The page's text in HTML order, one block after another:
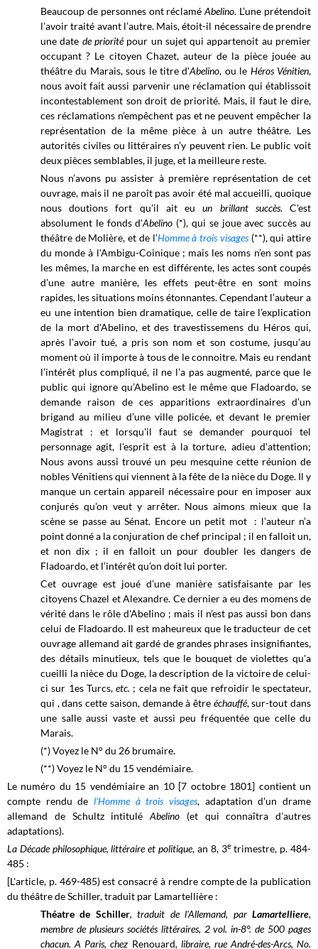
Beaucoup de personnes ont réclaméAbelino. L’une prétendoit
l’avoir traité avant l’autre. Mais, étoit-il nécessaire de prendre
une date de prioritépour un sujet qui appartenoit au premier
occupant ? Le citoyen Chazet, auteur de la pièce jouée au
théâtre du Marais, sous le titre d'Abelino, ou le Héros Vénitien,
nous avoit fait aussi parvenir une réclamation qui établissoit
incontestablement son droit de priorité. Mais, il faut le dire,
ces réclamations n’empêchent pas et ne peuvent empêcher la
représentation de la même pièce à un autre théâtre. Les
autorités civiles ou littéraires n’y peuvent rien. Le public voit
deux pièces semblables, il juge, et la meilleure reste.
Nous n’avons pu assister à première représentation de cet
ouvrage, mais il ne paroît pas avoir été mal accueilli, quoique
nous doutions fort qu’il ait euun brillant succès. C'est
absolument le fonds d'Abelino (*), qui se joue avec succès au
théâtre de Molière, et de l’Homme à trois visages(**), qui attire
du monde à l'Ambigu-Coinique ; mais les noms n’en sont pas
les mêmes, la marche en est différente, les actes sont coupés
d’une autre manière, les effets peut-être en sont moins
rapides, les situations moins étonnantes. Cependant l’auteur a
eu une intention bien dramatique, celle de taire l’explication
de la mort d'Abelino, et des travestissemens du Héros qui,
après l’avoir tué, a pris son nom et son costume, jusqu’au
moment où il importe à tous de le connoitre. Mais eu rendant
l’intérêt plus compliqué, il ne l’a pas augmenté, parce que le
public qui ignore qu’Abelino est le même que Fladoardo, se
demande raison de ces apparitions extraordinaires d’un
brigand au milieu d’une ville policée, et devant le premier
Magistrat : et lorsqu'il faut se demander pourquoi tel
personnage agit, l'esprit est à la torture, adieu d'attention;
Nous avons aussi trouvé un peu mesquine cette réunion de
nobles Vénitiens qui viennent à la fête de la nièce du Doge. Il y
manque un certain appareil nécessaire pour en imposer aux
conjurés qu'on veut y arrêter. Nous aimons mieux que la
scène se passe au Sénat. Encore un petit mot : l’auteur n’a
point donné a la conjuration de chef principal ; il en falloit un,
et non dix ; il en falloit un pour doubler les dangers de
Fladoardo, et l’intérêt qu’on doit lui porter.
Cet ouvrage est joué d’une manière satisfaisante par les
citoyens Chazel et Alexandre. Cedernier a eu des momens de
vérité dans le rôle d'AbeIino ; mais il n’est pas aussi bon dans
celui de Fladoardo. Il est maheureux que le traducteur de cet
ouvrage allemand ait gardé de grandes phrases insignifiantes,
des détails minutieux, tels que le bouquet de violettes qu'a
cueilli la nièce du Doge, la description de la victoire de celui-
ci sur 1es Turcs, etc. ; cela ne fait que refroidir le spectateur,
qui , dans cette saison, demande à être échauffé,sur-tout dans
une salle aussi vaste et aussi peu fréquentée que celle du
Marais.
(*) Voyez le N° du 26 brumaire.
(**) Voyez le N° du 15 vendémiaire.
Le numéro du 15 vendémiaire an 10 [7 octobre 1801] contient un
compte rendu de l'Homme à trois visages, adaptation d'un drame
allemand de Schultz intitulé Abelino (et qui connaîtra d'autres
adaptations).
La Décade philosophique, littéraire et politique, an 8, 3etrimestre, p. 484-
485 :
[L'article, p. 469-485) est consacré à rendre compte de la publication
du théâtre de Schiller, traduit par Lamartellière :
Théatre de Schiller, traduit de l'Allemand, parLamartelliere,
membre de plusieurs sociétés littéraires, 2 vol. in-8°. de 500 pages
chacun. A Paris, chez Renouard, libraire, rue André-des-Arcs, No.